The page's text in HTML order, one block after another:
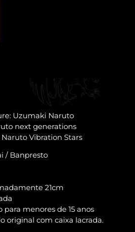
Uzumaki Naruto
next generations
Naruto Vibration Stars
/ Banpresto
21cm
para menores de 15 anos
original com caixa lacrada.